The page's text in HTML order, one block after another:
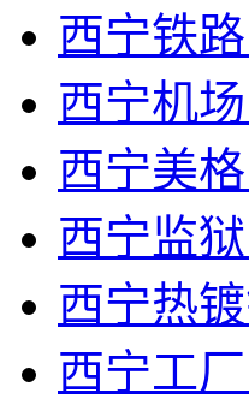
西宁铁
西宁机
西宁美
西宁监
西宁热
西宁工